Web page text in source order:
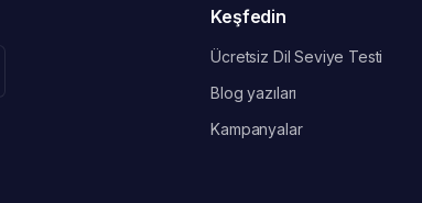
Keşfedin
Ücretsiz Dil Seviye Testi
Blog yazıları
Kampanyalar